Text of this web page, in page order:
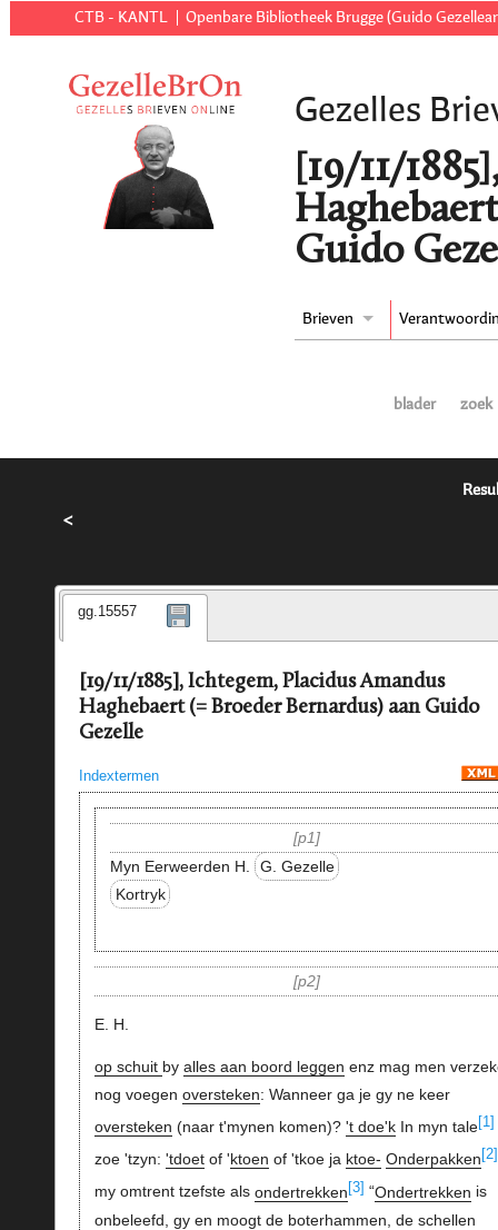
CTB - KANTL Openbare Bibliotheek Brugge (Guido
Gezelles
[19/11/
Guido
Brieven
blader zoek
<
gg.15557
[19/11/1885], Ichtegem, Placidus Amandus
Haghebaert (= Broeder Bernardus) aan Guido
Gezelle
Indextermen
p1
Myn Eerweerden H.
G. Gezelle
Kortryk
p2
E. H.
op schuit by alles aan boord leggen enz mag men
nog voegen oversteken: Wanneer ga je gy ne keer
oversteken (naar t'mynen komen)? 't doe'kIn myn tale[1]
zoe 'tzyn: 'tdoetof 'ktoen of 'tkoe ja ktoe- Onderpakken [2]
my omtrent tzefste als ondertrekken [3] “Ondertrekken is
onbeleefd, gy en moogt de boterhammen, de schellen